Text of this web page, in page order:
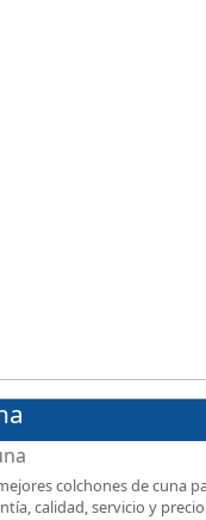
colchones de cuna
calidad, servicio y